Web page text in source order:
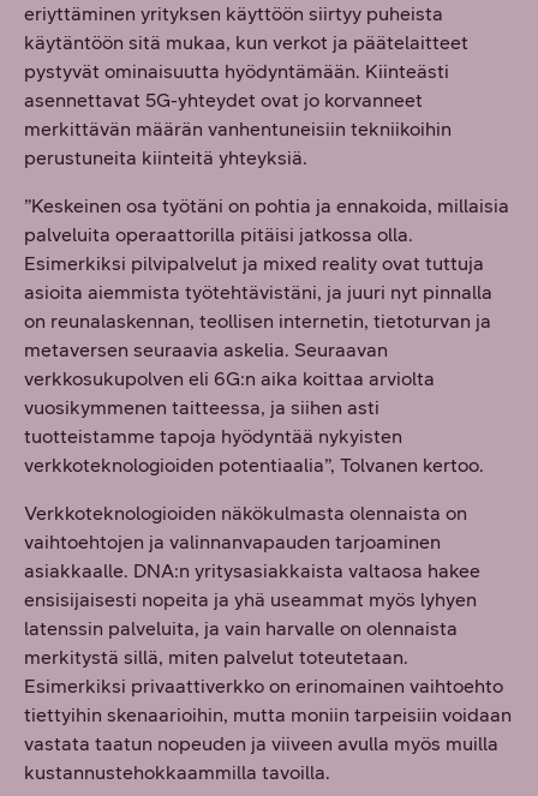
eriyttäminen yrityksen käyttöön siirtyy puheista
käytäntöön sitä mukaa, kun verkot ja päätelaitteet
pystyvät ominaisuutta hyödyntämään. Kiinteästi
asennettavat 5G-yhteydet ovat jo korvanneet
merkittävän määrän vanhentuneisiin tekniikoihin
perustuneita kiinteitä yhteyksiä.
”Keskeinen osa työtäni on pohtia ja ennakoida, millaisia
palveluita operaattorilla pitäisi jatkossa olla.
Esimerkiksi pilvipalvelut ja mixed reality ovat tuttuja
asioita aiemmista työtehtävistäni, ja juuri nyt pinnalla
on reunalaskennan, teollisen internetin, tietoturvan ja
metaversen seuraavia askelia. Seuraavan
verkkosukupolven eli 6G:n aika koittaa arviolta
vuosikymmenen taitteessa, ja siihen asti
tuotteistamme tapoja hyödyntää nykyisten
verkkoteknologioiden potentiaalia”, Tolvanen kertoo.
Verkkoteknologioiden näkökulmasta olennaista on
vaihtoehtojen ja valinnanvapauden tarjoaminen
asiakkaalle. DNA:n yritysasiakkaista valtaosa hakee
ensisijaisesti nopeita ja yhä useammat myös lyhyen
latenssin palveluita, ja vain harvalle on olennaista
merkitystä sillä, miten palvelut toteutetaan.
Esimerkiksi privaattiverkko on erinomainen vaihtoehto
tiettyihin skenaarioihin, mutta moniin tarpeisiin voidaan
vastata taatun nopeuden ja viiveen avulla myös muilla
kustannustehokkaammilla tavoilla.